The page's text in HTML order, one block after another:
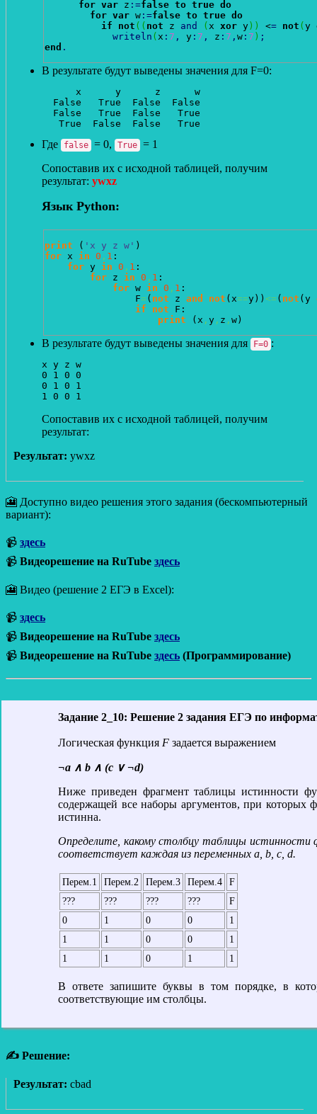
for var z : =false to true do
for var w : =false to true do
if
not ( ( not z and ( x xor y) ) <= not (y
writeln ( x : 7 , y : 7 , z : 7 , w : 7 ) ;
end .
В результате будут выведены значения для F=0:
      x      y      z      w
  False   True  False  False
  False   True  False   True
Где false = 0, True = 1
Сопоставив их с исходной таблицей, получим
результат: ywxz
Язык Python:
print ( 'x y z w' )
for x in 0 , 1 :
for y in 0 , 1 :
for z in 0 , 1 :
for w in 0 , 1 :
                F
=( not z and not ( x==y) ) <=( not (y
if
not F:
print
( x , y , z , w)
В результате будут выведены значения для F=0 :
x y z w
0 1 0 0
0 1 0 1
Сопоставив их с исходной таблицей, получим
результат:
Результат: ywxz
🎦 Доступно видео решения этого задания (бескомпьютерный
вариант):
📹 здесь
📹 Видеорешение на RuTube здесь
🎦 Видео (решение 2 ЕГЭ в Excel):
📹 здесь
📹 Видеорешение на RuTube здесь
📹 Видеорешение на RuTube здесь (Программирование)
Задание 2_10: Решение 2 задания ЕГЭ по
Логическая функция F задается выражением
¬a ∧ b ∧ (c ∨ ¬d)
Ниже приведен фрагмент таблицы истинности
содержащей все наборы аргументов, при которых
истинна.
Определите, какому столбцу таблицы истинности
соответствует каждая из переменных a b c d.
Перем.1 Перем.2 Перем.3 Перем.4
F
???
??? ??? ???
F
0
1 0 0
1
1
1 0 0
1
1
1 0 1 1
В ответе запишите буквы в том порядке, в
соответствующие им столбцы.
✍ Решение:
Результат: cbad